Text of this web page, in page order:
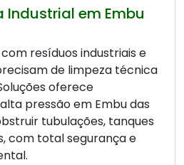
Industrial em Embu
resíduos industriais e
de limpeza técnica
oferece
pressão em Embu das
tubulações, tanques
com total segurança e